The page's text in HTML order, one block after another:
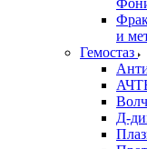
и
Гемостаз
Д-